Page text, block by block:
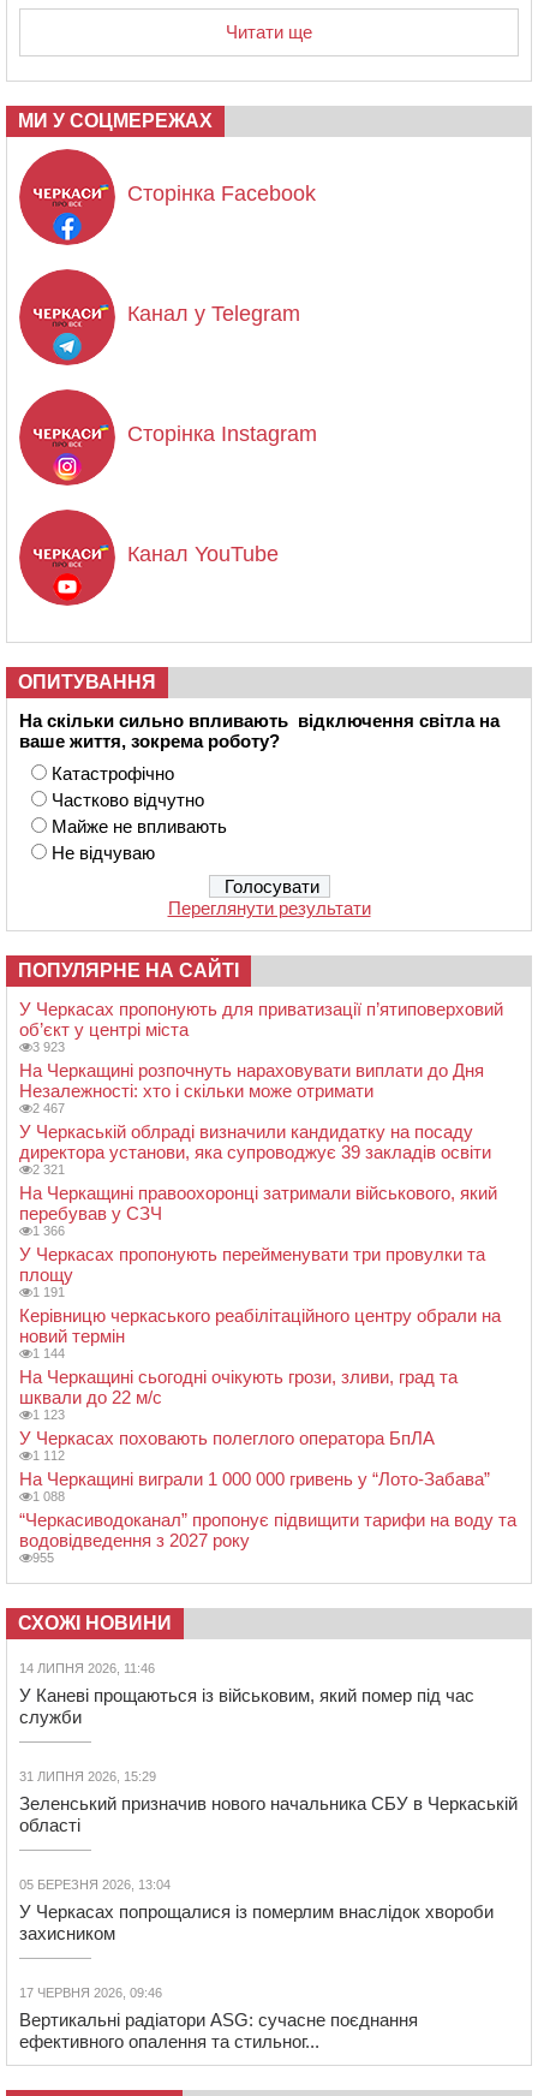
Читати ще
МИ У СОЦМЕРЕЖАХ
Сторінка Facebook
Канал у Telegram
Сторінка Instagram
Канал YouTube
ОПИТУВАННЯ
На скільки сильно впливають відключення світла на
ваше життя, зокрема роботу?
Катастрофічно
Частково відчутно
Майже не впливають
Не відчуваю
Переглянути результати
ПОПУЛЯРНЕ НА САЙТІ
У Черкасах пропонують для приватизації п’ятиповерховий
об’єкт у центрі міста
3 923
На Черкащині розпочнуть нараховувати виплати до Дня
Незалежності: хто і скільки може отримати
2 467
У Черкаській облраді визначили кандидатку на посаду
директора установи, яка супроводжує 39 закладів освіти
2 321
На Черкащині правоохоронці затримали військового, який
перебував у СЗЧ
1 366
У Черкасах пропонують перейменувати три провулки та
площу
1 191
Керівницю черкаського реабілітаційного центру обрали на
новий термін
1 144
На Черкащині сьогодні очікують грози, зливи, град та
шквали до 22 м/с
1 123
У Черкасах поховають полеглого оператора БпЛА
1 112
На Черкащині виграли 1 000 000 гривень у “Лото-Забава”
1 088
“Черкасиводоканал” пропонує підвищити тарифи на воду та
водовідведення з 2027 року
955
СХОЖІ НОВИНИ
14 ЛИПНЯ 2026, 11:46
У Каневі прощаються із військовим, який помер під час
служби
31 ЛИПНЯ 2026, 15:29
Зеленський призначив нового начальника СБУ в Черкаській
області
05 БЕРЕЗНЯ 2026, 13:04
У Черкасах попрощалися із померлим внаслідок хвороби
захисником
17 ЧЕРВНЯ 2026, 09:46
Вертикальні радіатори ASG: сучасне поєднання
ефективного опалення та стильног...